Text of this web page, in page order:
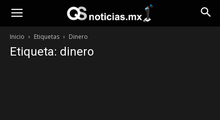
Inicio Etiquetas Dinero
Etiqueta: dinero